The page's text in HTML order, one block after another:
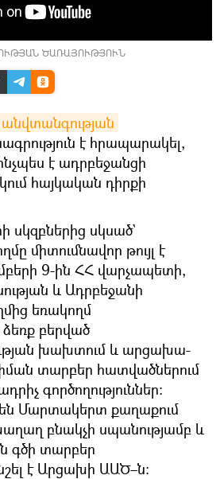
ԾԱՌԱՅՈՒԹՅՈՒՆ
է հրապարակել,
է ադրբեջանցի
հայկական դիրքի
սկզբներից սկսած`
միտումնավոր թույլ է
9-ին ՀՀ վարչապետի,
և Ադրբեջանի
եռակողմ
բերված
խախտում և արցախա-
տարբեր հատվածներում
գործողություններ:
Մարտակերտ քաղաքում
բնակչի սպանությամբ և
գծի տարբեր
է Արցախի ԱԱԾ–ն: